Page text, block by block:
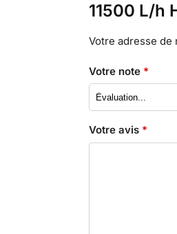
11500 L/h
Votre adresse de
Votre note *
Votre avis *